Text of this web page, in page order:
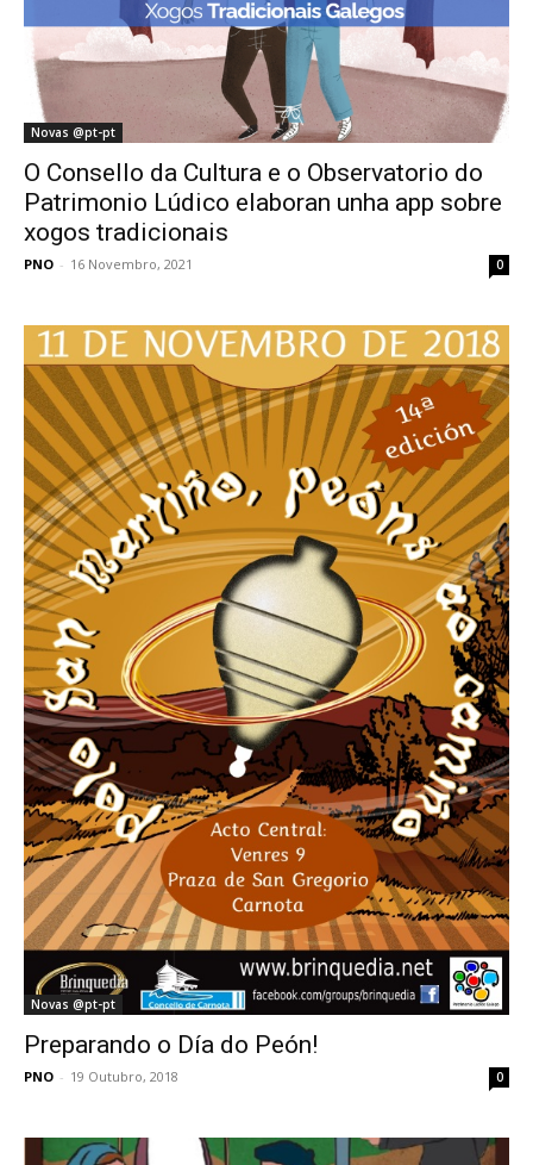
Novas @pt-pt
O Consello da Cultura e o Observatorio do
Patrimonio Lúdico elaboran unha app sobre
xogos tradicionais
PNO - 16 Novembro, 2021 0
Novas @pt-pt
Preparando o Día do Peón!
PNO - 19 Outubro, 2018 0